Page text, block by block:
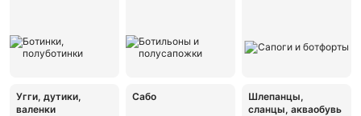
Угги, дутики,
валенки
Сабо
Шлепанцы,
сланцы, акваобувь